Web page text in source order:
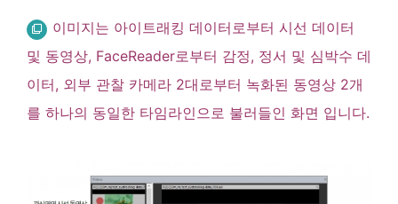
이미지는 아이트래킹 데이터로부터 시선 데이터
및 동영상, FaceReader로부터 감정, 정서 및 심박수 데
이터, 외부 관찰 카메라 2대로부터 녹화된 동영상 2개
를 하나의 동일한 타임라인으로 불러들인 화면 입니다.